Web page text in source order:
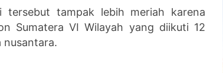
tersebut tampak lebih meriah karena
Sumatera VI Wilayah yang diikuti 12
nusantara.